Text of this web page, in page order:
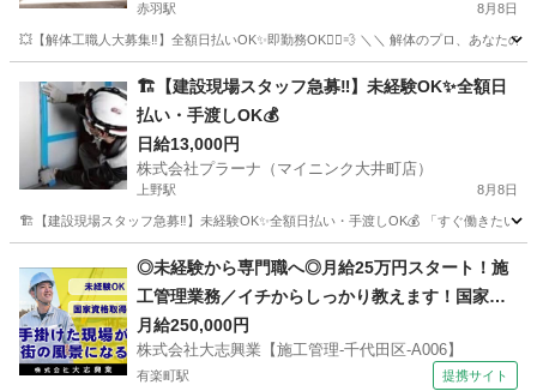
赤羽駅 8月8日
💥【解体工職人大募集‼】全額日払いOK✨即勤務OK🏃‍♂️💨 ＼＼ 解体のプロ、あなた
赤羽駅 建築 重機
🏗️【建設現場スタッフ急募‼️】未経験OK✨全額日
払い・手渡しOK💰
日給13,000円
株式会社プラーナ（マイニンク大井町店）
上野駅 8月8日
🏗️【建設現場スタッフ急募‼️】未経験OK✨全額日払い・手渡しOK💰 「すぐ働きたい
上野駅 建築 スタッフ
◎未経験から専門職へ◎月給25万円スタート！施
工管理業務／イチからしっかり教えます！国家資
格取得支援あり！ 株式会社大志興業【施工管理-千
代田区-A006】 建築・造園スタッフ
月給250,000円
株式会社大志興業【施工管理-千代田区-A006】
有楽町駅 提携サイト